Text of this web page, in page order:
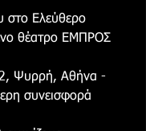
στο Ελεύθερο
θέατρο ΕΜΠΡΟΣ
Ψυρρή, Αθήνα -
συνεισφορά